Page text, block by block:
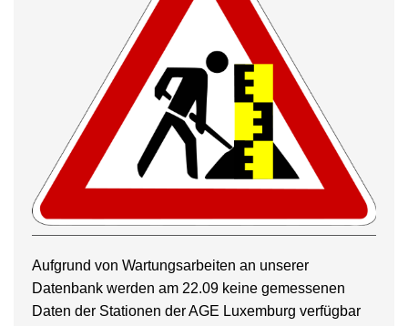
Aufgrund von Wartungsarbeiten an unserer
Datenbank werden am 22.09 keine gemessenen
Daten der Stationen der AGE Luxemburg verfügbar